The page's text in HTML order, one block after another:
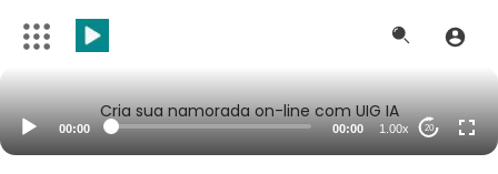
Cria sua namorada on-line com UIG IA
00:00 00:00 1.00x 20